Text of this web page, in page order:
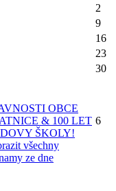
2
9
16
23
30
OBCE
& 100 LET
ŠKOLY!
všechny
ze dne
6